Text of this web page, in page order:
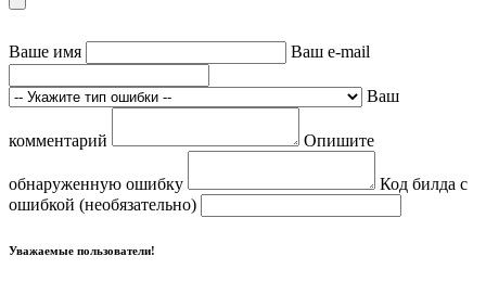
Ваше имя Ваш e-mail
Ваш
комментарий Опишите
обнаруженную ошибку
Код билда с
ошибкой (необязательно)
Уважаемые пользователи!